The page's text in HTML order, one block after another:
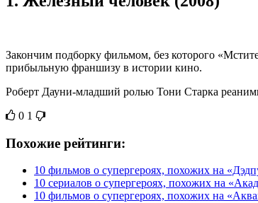
Закончим подборку фильмом, без которого
прибыльную франшизу в истории кино.
Роберт Дауни-младший ролью Тони Старка
0 1
Похожие рейтинги:
10 фильмов о супергероях, похожих на
10 сериалов о супергероях, похожих на
10 фильмов о супергероях, похожих на